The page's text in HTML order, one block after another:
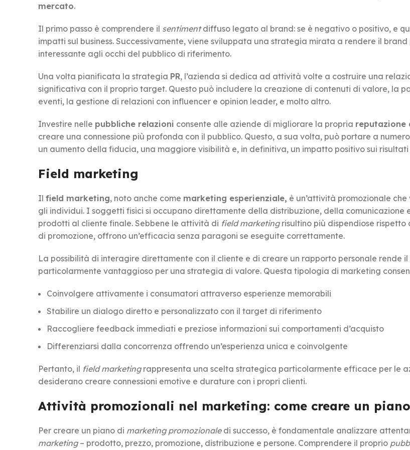
mercato.
Il primo passo è comprendere il sentimentdiffuso legato al brand: se è negativo o positivo, e
impatti sul business. Successivamente, viene sviluppata una strategia mirata a rendere il
interessante agli occhi del pubblico di riferimento.
Una volta pianificata la strategia PR, l’azienda si dedica ad attività volte a costruire una
significativa con il proprio target. Questo può includere la creazione di contenuti di valore, la
eventi, la gestione di relazioni con influencer e opinion leader, e molto altro.
Investire nelle pubbliche relazioni consente alle aziende di migliorare la propria reputazione
creare una connessione più profonda con il pubblico. Questo, a sua volta, può portare a
un aumento della fiducia, una maggiore visibilità e, in definitiva, un impatto positivo sui risultati
Field marketing
Il field marketing, noto anche come marketing esperienziale, è un’attività promozionale
gli individui. I soggetti fisici si occupano direttamente della distribuzione, della comunicazione
prodotti al cliente finale. Sebbene le attività di field marketingrisultino più dispendiose
di promozione, offrono un’efficacia senza paragoni se eseguite correttamente.
La possibilità di interagire direttamente con il cliente e di creare un rapporto personale rende il
particolarmente vantaggioso per una strategia di valore. Questa tipologia di marketing
Coinvolgere attivamente i consumatori attraverso esperienze memorabili
Stabilire un dialogo diretto e personalizzato con il target di riferimento
Raccogliere feedback immediati e preziose informazioni sui comportamenti d’acquisto
Differenziarsi dalla concorrenza offrendo un’esperienza unica e coinvolgente
Pertanto, il field marketingrappresenta una scelta strategica particolarmente efficace per le
desiderano creare connessioni emotive e durature con i propri clienti.
Attività promozionali nel marketing: come creare un
Per creare un piano di marketing promozionaledi successo, è fondamentale analizzare
marketing– prodotto, prezzo, promozione, distribuzione e persone. Comprendere il proprio